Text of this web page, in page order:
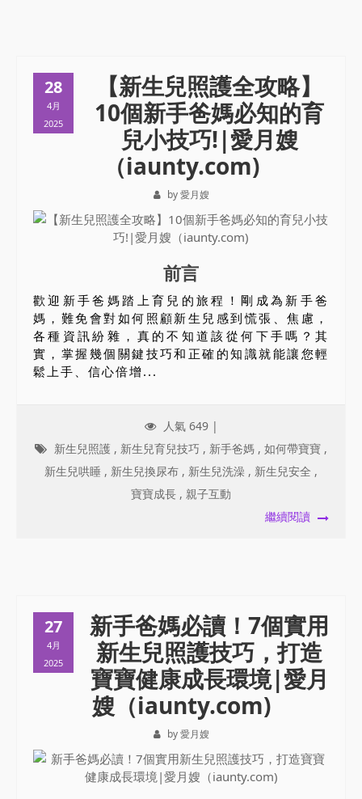
28
4月
2025
【新生兒照護全攻略】
10個新手爸媽必知的育
兒小技巧!|愛月嫂
（iaunty.com)
by 愛月嫂
前言
歡迎新手爸媽踏上育兒的旅程！剛成為新手爸
媽，難免會對如何照顧新生兒感到慌張、焦慮，
各種資訊紛雜，真的不知道該從何下手嗎？其
實，掌握幾個關鍵技巧和正確的知識就能讓您輕
鬆上手、信心倍增...
人氣 649 |
新生兒照護 , 新生兒育兒技巧 , 新手爸媽 , 如何帶寶寶 ,
新生兒哄睡 , 新生兒換尿布 , 新生兒洗澡 , 新生兒安全 ,
寶寶成長 , 親子互動
繼續閱讀
27
4月
2025
新手爸媽必讀！7個實用
新生兒照護技巧，打造
寶寶健康成長環境|愛月
嫂（iaunty.com)
by 愛月嫂